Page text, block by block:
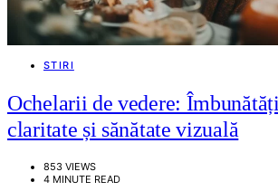
STIRI
Ochelarii de vedere:
claritate și sănătate vizuală
853 VIEWS
4 MINUTE READ